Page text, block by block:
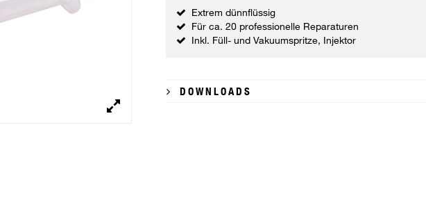
Extrem dünnflüssig
Für ca. 20 professionelle Reparaturen
Inkl. Füll- und Vakuumspritze, Injektor
DOWNLOADS